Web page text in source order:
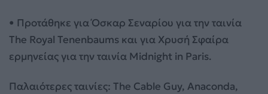
• Προτάθηκε για Όσκαρ Σεναρίου για την ταινία
The Royal Tenenbaums και για Χρυσή Σφαίρα
ερμηνείας για την ταινία Midnight in Paris.
Παλαιότερες ταινίες: The Cable Guy, Anaconda,